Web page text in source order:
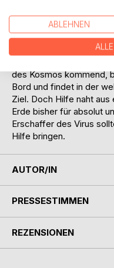
nähert sich ein kleines
Niemand ahnt, dass
bereits im unmittelbaren
des Kosmos kommend,
Bord und findet in der
Ziel. Doch Hilfe naht
Erde bisher für absolut
Erschaffer des Virus
Hilfe bringen.
AUTOR/IN
PRESSESTIMMEN
REZENSIONEN
ABLEHNEN